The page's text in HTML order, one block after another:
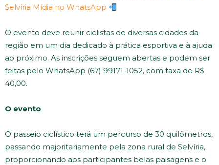
Selvíria Mídia no WhatsApp
O evento deve reunir ciclistas de diversas cidades da
região em um dia dedicado à prática esportiva e à ajuda
ao próximo. As inscrições seguem abertas e podem ser
feitas pelo WhatsApp (67) 99171-1052, com taxa de R$
40,00.
O evento
O passeio ciclístico terá um percurso de 30 quilômetros,
passando majoritariamente pela zona rural de Selvíria,
proporcionando aos participantes belas paisagens e o